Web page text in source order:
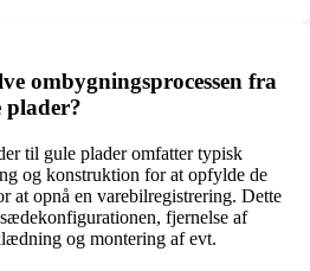
ombygningsprocessen fra
plader?
til gule plader omfatter typisk
og konstruktion for at opfylde de
at opnå en varebilregistrering. Dette
fjernelse af
og montering af evt.